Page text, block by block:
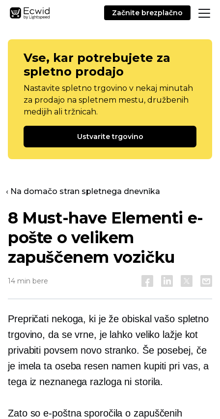
Začnite brezplačno
Vse, kar potrebujete za
spletno prodajo
Nastavite spletno trgovino v nekaj minutah
za prodajo na spletnem mestu, družbenih
medijih ali tržnicah.
Ustvarite trgovino
‹ Na domačo stran spletnega dnevnika
8 Must-have Elementi e-
pošte o velikem
zapuščenem vozičku
14 min bere
Prepričati nekoga, ki je že obiskal vašo spletno
trgovino, da se vrne, je lahko veliko lažje kot
privabiti povsem novo stranko. Še posebej, če
je imela ta oseba resen namen kupiti pri vas, a
tega iz neznanega razloga ni storila.
Zato so e-poštna sporočila o zapuščenih